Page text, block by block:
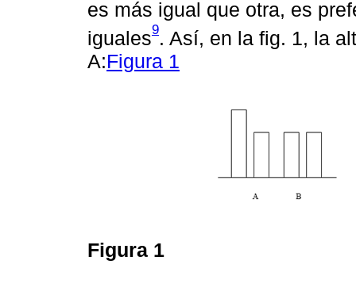
es más igual que otra, es
iguales9. Así, en la fig. 1, la
A:Figura 1
Figura 1